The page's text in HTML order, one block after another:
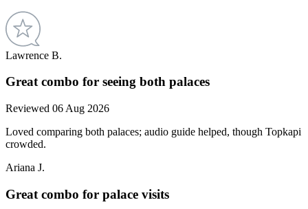
Lawrence B.
Great combo for seeing both palaces
Reviewed 06 Aug 2026
Loved comparing both palaces; audio guide helped, though Topkapi
crowded.
Ariana J.
Great combo for palace visits